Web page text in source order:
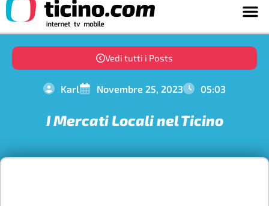
Vedi tutti i Posts
Karl Novembre 25, 2023 05:03
I Mercati Locali nel Ticino